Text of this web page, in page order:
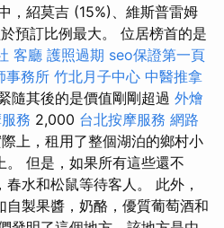
，紹莫吉 (15%)、維斯普雷姆
預訂比例最大。 位居榜首的是
客廳 護照過期 seo保證第一頁
事務所 竹北月子中心 中醫推拿
隨其後的是價值剛剛超過 外燴
務 2,000 台北按摩服務 網路
上，租用了整個湖泊的鄉村小
。 但是，如果所有這些還不
水和松鼠等待客人。 此外，
製果醬，奶酪，優質葡萄酒和